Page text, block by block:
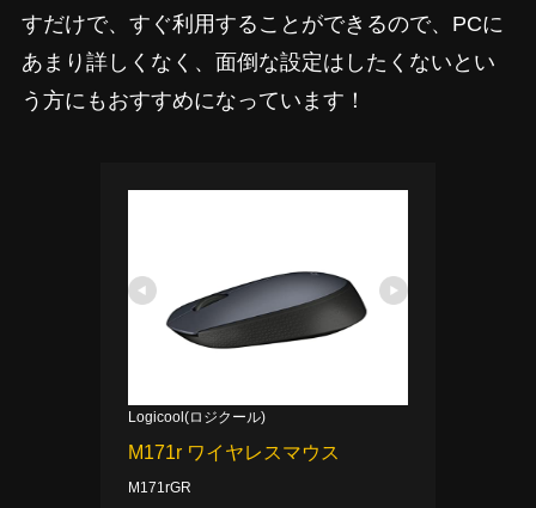
すだけで、すぐ利用することができるので、PCに
あまり詳しくなく、面倒な設定はしたくないとい
う方にもおすすめになっています！
Logicool(ロジクール)
M171r ワイヤレスマウス
M171rGR